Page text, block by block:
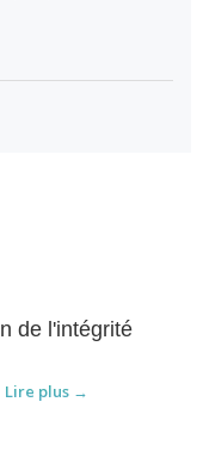
de l'intégrité
Lire plus →